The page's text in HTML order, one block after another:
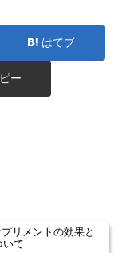
はてブ
ー
リメントの効果と
いて